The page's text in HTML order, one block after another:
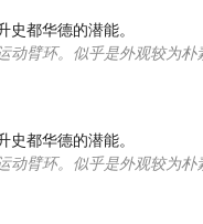
史都华德的潜能。
动臂环。似乎是外观较为朴
史都华德的潜能。
动臂环。似乎是外观较为朴